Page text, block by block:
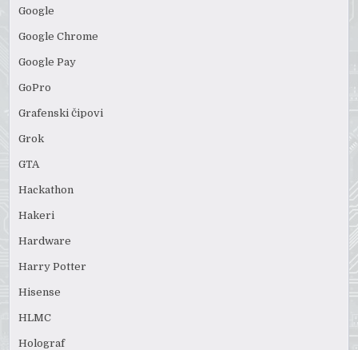
Google
Google Chrome
Google Pay
GoPro
Grafenski čipovi
Grok
GTA
Hackathon
Hakeri
Hardware
Harry Potter
Hisense
HLMC
Holograf